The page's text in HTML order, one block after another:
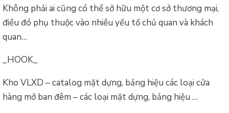
Không phải ai cũng có thể sở hữu một cơ sở thương mại,
điều đó phụ thuộc vào nhiều yếu tố chủ quan và khách
quan…
_HOOK_
Kho VLXD – catalog mặt dựng, bảng hiệu các loại cửa
hàng mở ban đêm – các loại mặt dựng, bảng hiệu …